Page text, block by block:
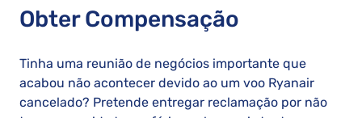
Obter Compensação
Tinha uma reunião de negócios importante que
acabou não acontecer devido ao um voo Ryanair
cancelado? Pretende entregar reclamação por não